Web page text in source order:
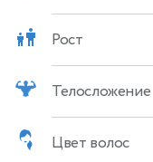
Рост
Телосложение
Цвет волос